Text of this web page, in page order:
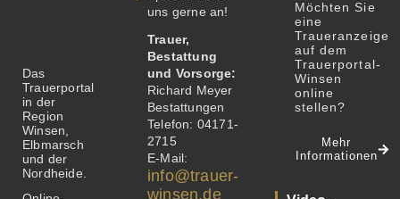
Das
Trauerportal
in der
Region
Winsen,
Elbmarsch
und der
Nordheide.
uns gerne an!
Trauer,
Bestattung
und Vorsorge:
Richard Meyer
Bestattungen
Telefon: 04171-
2715
E-Mail:
info@trauer-
winsen.de
Möchten Sie
eine
Traueranzeige
auf dem
Trauerportal-
Winsen
online
stellen?
Mehr
Informationen